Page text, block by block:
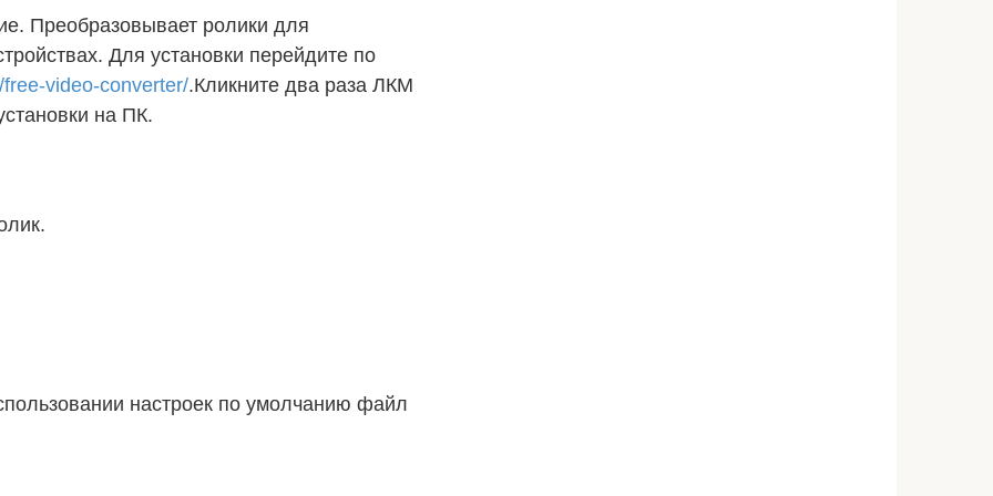
Преобразовывает ролики для
Для установки перейдите по
video-converter/.Кликните два раза ЛКМ
на ПК.
настроек по умолчанию файл